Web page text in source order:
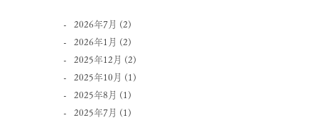
2026年7月 (2)
2026年1月 (2)
2025年12月 (2)
2025年10月 (1)
2025年8月 (1)
2025年7月 (1)